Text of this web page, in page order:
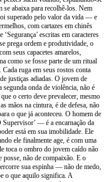
se abaixa para recolhê-los. Nem
superado pelo valor da vida — e
com cartazes em chinês
escritas em caracteres
prega ordem e produtividade, o
seus capacetes amarelos,
como se fosse parte de um ritual
ruga em seus rostos conta
justiças adiadas. O jovem de
segunda onda de violência, não é
o certo deve prevalecer, mesmo
mãos na cintura, é de defesa, não
o que já aconteceu. O homem de
— é a encarnação da
está em sua imobilidade. Ele
ele finalmente age, é com uma
toca o ombro do jovem caído não
não de compaixão. E o
sua espinha — não de medo,
o que aquilo significa. A